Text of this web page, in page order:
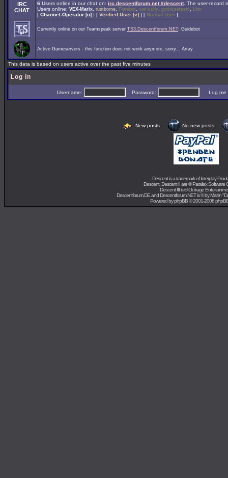
IRC
CHAT
6 Users online in our chat on: irc.descentforum.net #descent. The user-record
Users online: VEX-Marix rustborne Flarebot vex-ccfly gothicserpent Lion
[ Channel-Operator [o] ] [ Verified User [v] ] [ Normal User ]
Currently online on our Teamspeak server TS3.Descentforum.NET: Guidebot
Active Gameservers - this function does not work anymore, sorry... Array
This data is based on users active over the past five minutes
Log in
Username: Password: Log me
New posts No new posts
Descent is a trademark ofInterplay
Descent, Descent II are ©Parallax Software
Descent III is ©Outrage
Descentforum.DE and Descentforum.NET is © byMartin
Powered byphpBB© 2001-2008